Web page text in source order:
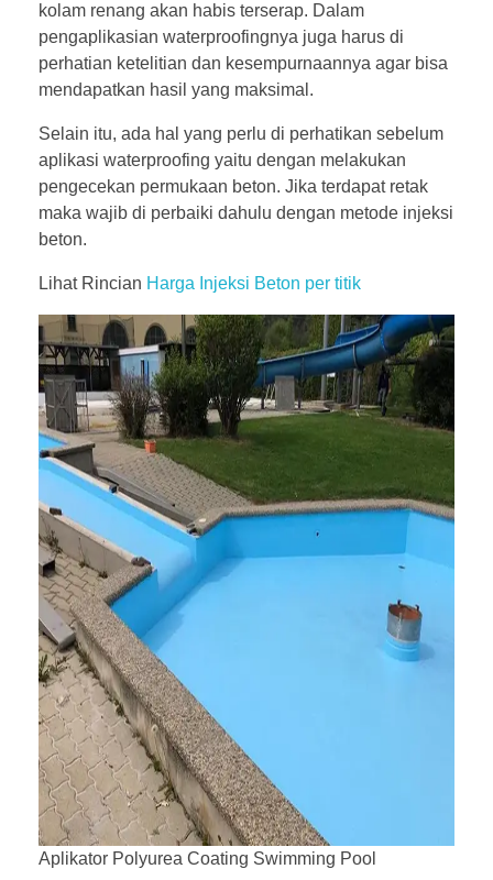
kolam renang akan habis terserap. Dalam
pengaplikasian waterproofingnya juga harus di
perhatian ketelitian dan kesempurnaannya agar bisa
mendapatkan hasil yang maksimal.
Selain itu, ada hal yang perlu di perhatikan sebelum
aplikasi waterproofing yaitu dengan melakukan
pengecekan permukaan beton. Jika terdapat retak
maka wajib di perbaiki dahulu dengan metode injeksi
beton.
Lihat Rincian Harga Injeksi Beton per titik
Aplikator Polyurea Coating Swimming Pool